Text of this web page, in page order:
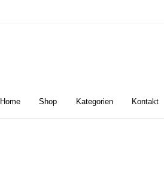
Home Shop Kategorien Kontakt